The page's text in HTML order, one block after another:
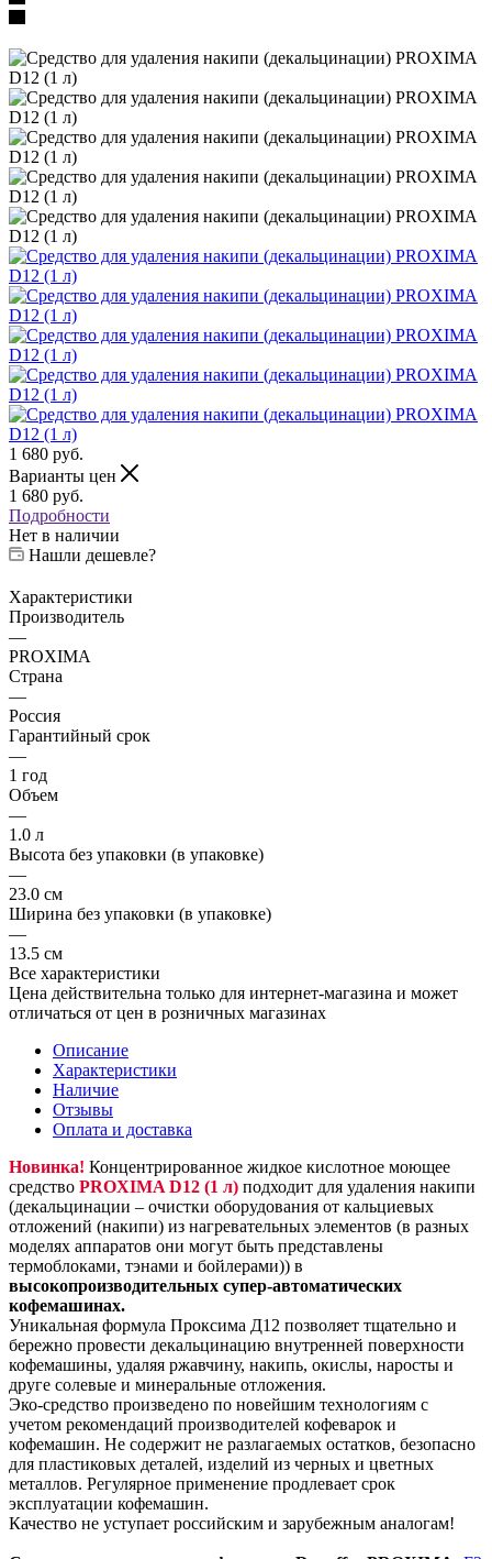
1 680 руб.
Варианты цен
1 680 руб.
Подробности
Нет в наличии
Нашли дешевле?
Характеристики
Производитель
—
PROXIMA
Страна
—
Россия
Гарантийный срок
—
1 год
Объем
—
1.0 л
Высота без упаковки (в упаковке)
—
23.0 см
Ширина без упаковки (в упаковке)
—
13.5 см
Все характеристики
Цена действительна только для интернет-магазина и может
отличаться от цен в розничных магазинах
Описание
Характеристики
Наличие
Отзывы
Оплата и доставка
Новинка! Концентрированное жидкое кислотное моющее
средство PROXIMA D12 (1 л) подходит для удаления накипи
(декальцинации – очистки оборудования от кальциевых
отложений (накипи) из нагревательных элементов (в разных
моделях аппаратов они могут быть представлены
термоблоками, тэнами и бойлерами)) в
высокопроизводительных супер-автоматических
кофемашинах.
Уникальная формула Проксима Д12 позволяет тщательно и
бережно провести декальцинацию внутренней поверхности
кофемашины, удаляя ржавчину, накипь, окислы, наросты и
друге солевые и минеральные отложения.
Эко-средство произведено по новейшим технологиям с
учетом рекомендаций производителей кофеварок и
кофемашин. Не содержит не разлагаемых остатков, безопасно
для пластиковых деталей, изделий из черных и цветных
металлов. Регулярное применение продлевает срок
эксплуатации кофемашин.
Качество не уступает российским и зарубежным аналогам!